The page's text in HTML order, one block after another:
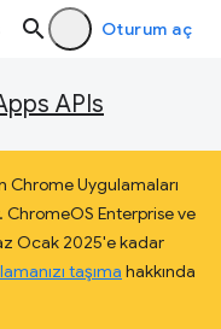
Oturum aç
APIs
Chrome Uygulamaları
ChromeOS Enterprise ve
Ocak 2025'e kadar
taşıma hakkında